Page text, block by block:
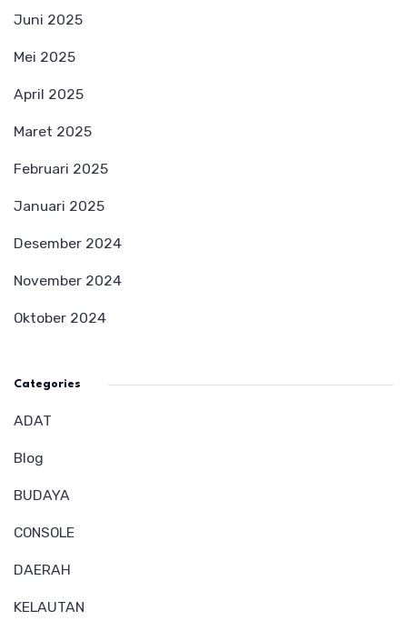
Juni 2025
Mei 2025
April 2025
Maret 2025
Februari 2025
Januari 2025
Desember 2024
November 2024
Oktober 2024
Categories
ADAT
Blog
BUDAYA
CONSOLE
DAERAH
KELAUTAN